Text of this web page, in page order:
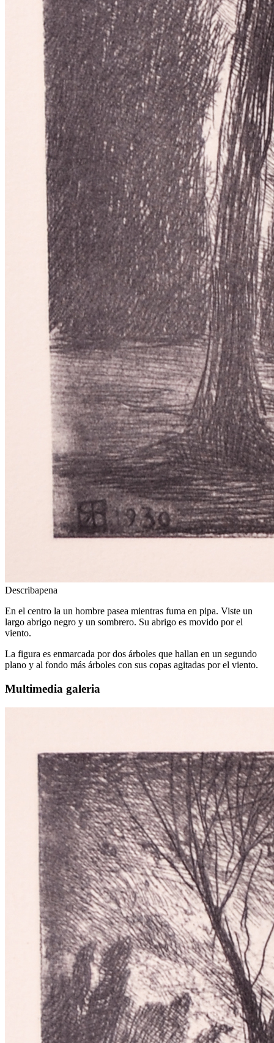
Describapena
En el centro la un hombre pasea mientras fuma en pipa. Viste un
largo abrigo negro y un sombrero. Su abrigo es movido por el
viento.
La figura es enmarcada por dos árboles que hallan en un segundo
plano y al fondo más árboles con sus copas agitadas por el viento.
Multimedia galeria